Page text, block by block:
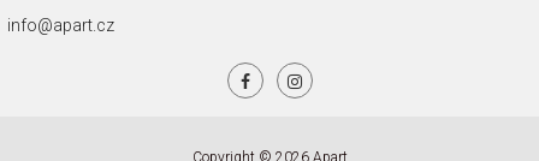
info@apart.cz
Copyright © 2026 Apart